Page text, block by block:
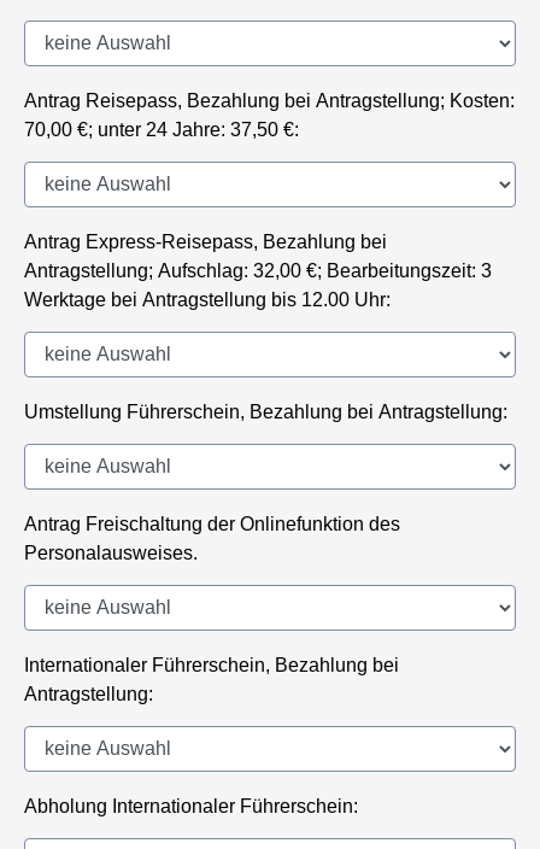
Antrag Reisepass, Bezahlung bei Antragstellung; Kosten:
70,00 €; unter 24 Jahre: 37,50 €:
Antrag Express-Reisepass, Bezahlung bei
Antragstellung; Aufschlag: 32,00 €; Bearbeitungszeit: 3
Werktage bei Antragstellung bis 12.00 Uhr:
Umstellung Führerschein, Bezahlung bei Antragstellung:
Antrag Freischaltung der Onlinefunktion des
Personalausweises.
Internationaler Führerschein, Bezahlung bei
Antragstellung:
Abholung Internationaler Führerschein: